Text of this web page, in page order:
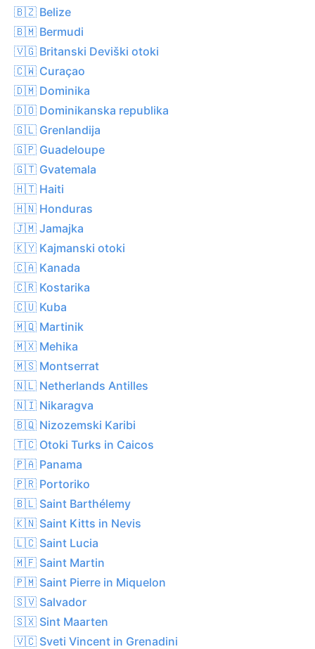
🇧🇿 Belize
🇧🇲 Bermudi
🇻🇬 Britanski Deviški otoki
🇨🇼 Curaçao
🇩🇲 Dominika
🇩🇴 Dominikanska republika
🇬🇱 Grenlandija
🇬🇵 Guadeloupe
🇬🇹 Gvatemala
🇭🇹 Haiti
🇭🇳 Honduras
🇯🇲 Jamajka
🇰🇾 Kajmanski otoki
🇨🇦 Kanada
🇨🇷 Kostarika
🇨🇺 Kuba
🇲🇶 Martinik
🇲🇽 Mehika
🇲🇸 Montserrat
🇳🇱 Netherlands Antilles
🇳🇮 Nikaragva
🇧🇶 Nizozemski Karibi
🇹🇨 Otoki Turks in Caicos
🇵🇦 Panama
🇵🇷 Portoriko
🇧🇱 Saint Barthélemy
🇰🇳 Saint Kitts in Nevis
🇱🇨 Saint Lucia
🇲🇫 Saint Martin
🇵🇲 Saint Pierre in Miquelon
🇸🇻 Salvador
🇸🇽 Sint Maarten
🇻🇨 Sveti Vincent in Grenadini